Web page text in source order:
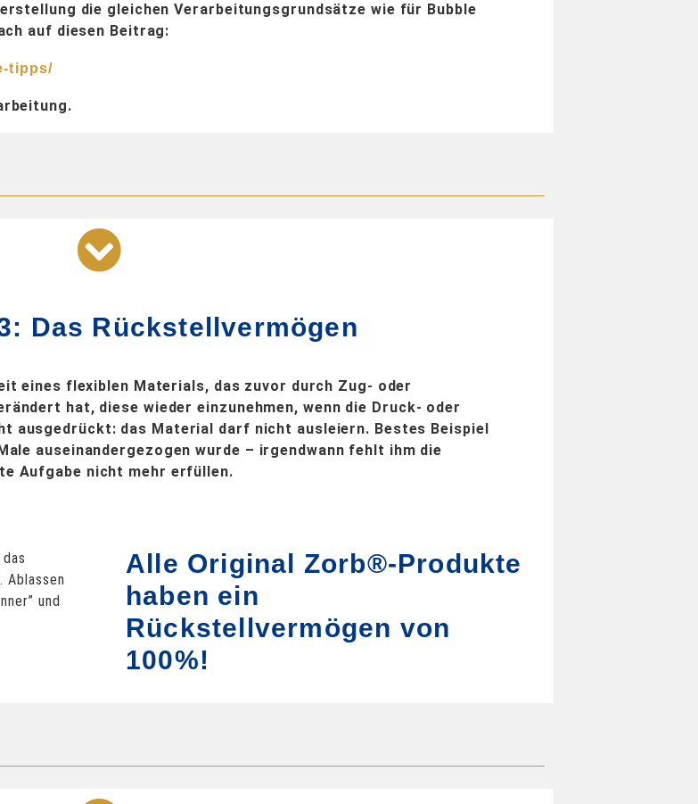
die gleichen Verarbeitungsgrundsätze wie für Bubble
auf diesen Beitrag:
tipps/
Das Rückstellvermögen
eines flexiblen Materials, das zuvor durch Zug- oder
hat, diese wieder einzunehmen, wenn die Druck- oder
ausgedrückt: das Material darf nicht ausleiern. Bestes Beispiel
auseinandergezogen wurde – irgendwann fehlt ihm die
Aufgabe nicht mehr erfüllen.
Ablassen
und
Alle Original Zorb®-Produkte
haben ein
Rückstellvermögen von
100%!